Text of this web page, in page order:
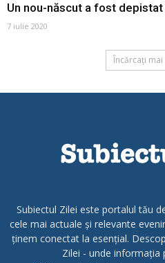
Un nou-născut a fost
7 iulie 2020
Încărcați
Subiectul Zilei este portalul tău
cele mai actuale și relevante
ținem conectat la esențial.
Zilei - unde informația